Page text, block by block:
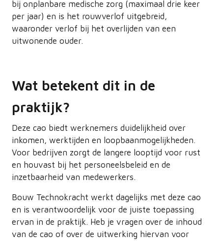
bij onplanbare medische zorg (maximaal drie keer
per jaar) en is het rouwverlof uitgebreid,
waaronder verlof bij het overlijden van een
uitwonende ouder.
Wat betekent dit in de
praktijk?
Deze cao biedt werknemers duidelijkheid over
inkomen, werktijden en loopbaanmogelijkheden.
Voor bedrijven zorgt de langere looptijd voor rust
en houvast bij het personeelsbeleid en de
inzetbaarheid van medewerkers.
Bouw Technokracht werkt dagelijks met deze cao
en is verantwoordelijk voor de juiste toepassing
ervan in de praktijk. Heb je vragen over de inhoud
van de cao of over de uitwerking hiervan voor